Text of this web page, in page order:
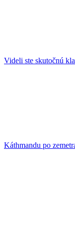
Videli ste skutočnú
Káthmandu po